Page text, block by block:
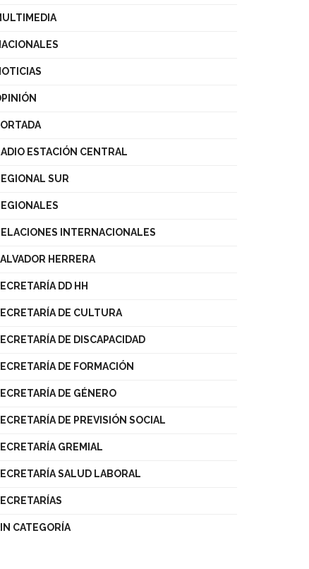
ESTACIÓN CENTRAL
SUR
INTERNACIONALES
HERRERA
DD HH
DE CULTURA
DE DISCAPACIDAD
DE FORMACIÓN
DE GÉNERO
DE PREVISIÓN SOCIAL
GREMIAL
SALUD LABORAL
CATEGORÍA